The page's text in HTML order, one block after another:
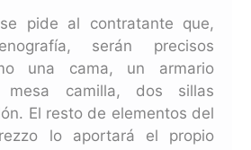
pide al contratante que,
serán precisos
una cama, un armario
mesa camilla, dos sillas
El resto de elementos del
lo aportará el propio